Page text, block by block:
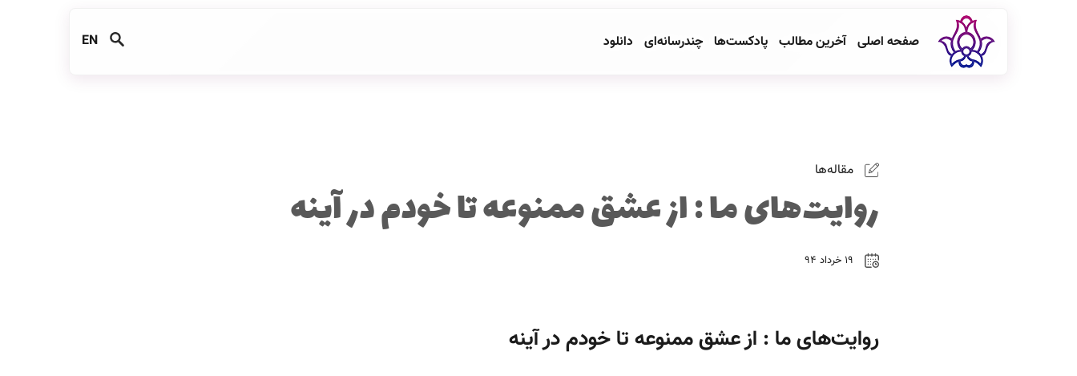
صفحه اصلی آخرین مطالب پادکست‌ها چندرسانه‌ای دانلود EN
مقاله‌ها
روایت‌های ما : از عشق ممنوعه تا خودم در آینه
روایت‌های ما : از عشق ممنوعه تا خودم در آینه